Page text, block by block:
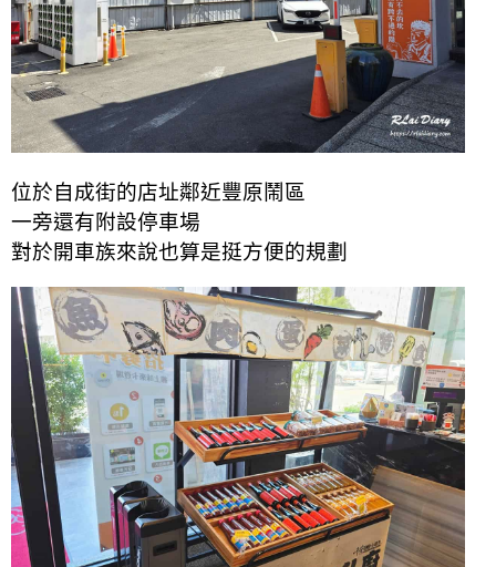
位於自成街的店址鄰近豐原鬧區
一旁還有附設停車場
對於開車族來說也算是挺方便的規劃